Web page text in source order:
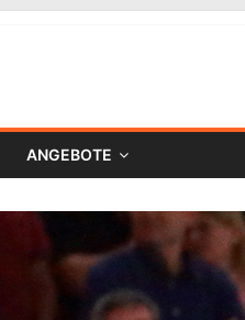
ANGEBOTE